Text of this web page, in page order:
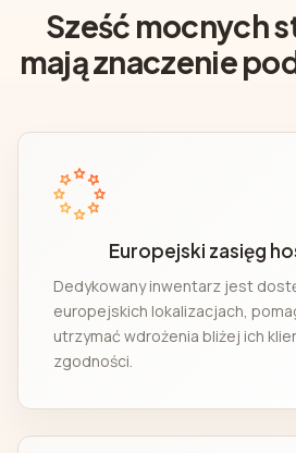
Sześć mocnych
mają znaczenie
Europejski zasięg
Dedykowany inwentarz jest
europejskich lokalizacjach,
utrzymać wdrożenia bliżej ich
zgodności.